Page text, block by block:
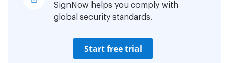
SignNow helps you comply with
global security standards.
Start free trial